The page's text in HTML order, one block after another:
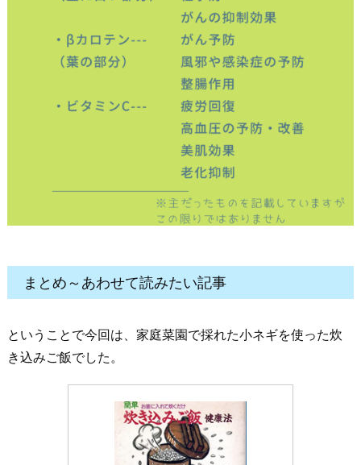
まとめ～あわせて読みたい記事
ということで今回は、家庭菜園で採れた小ネギを使った炊
き込みご飯でした。